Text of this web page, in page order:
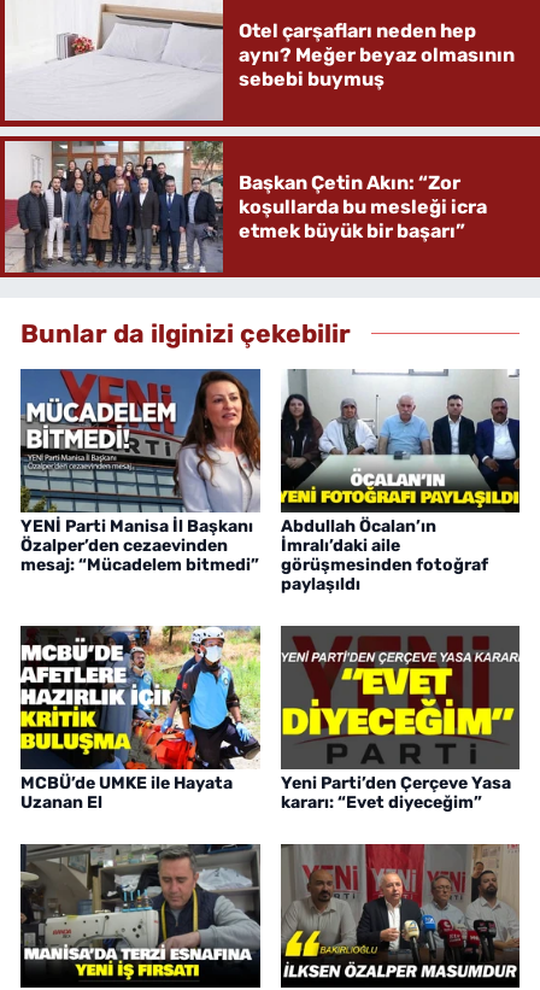
Otel çarşafları neden hep
aynı? Meğer beyaz olmasının
sebebi buymuş
Başkan Çetin Akın: “Zor
koşullarda bu mesleği icra
etmek büyük bir başarı”
Bunlar da ilginizi çekebilir
YENİ Parti Manisa İl Başkanı
Özalper’den cezaevinden
mesaj: “Mücadelem bitmedi”
Abdullah Öcalan’ın
İmralı’daki aile
görüşmesinden fotoğraf
paylaşıldı
MCBÜ’de UMKE ile Hayata
Uzanan El
Yeni Parti’den Çerçeve Yasa
kararı: “Evet diyeceğim”